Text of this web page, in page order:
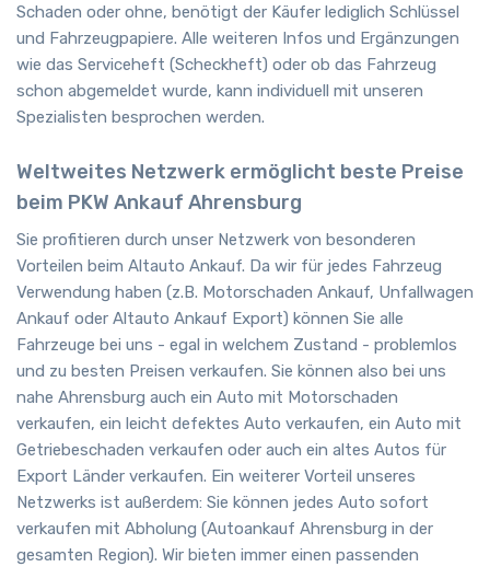
Schaden oder ohne, benötigt der Käufer lediglich Schlüssel
und Fahrzeugpapiere. Alle weiteren Infos und Ergänzungen
wie das Serviceheft (Scheckheft) oder ob das Fahrzeug
schon abgemeldet wurde, kann individuell mit unseren
Spezialisten besprochen werden.
Weltweites Netzwerk ermöglicht beste Preise
beim PKW Ankauf Ahrensburg
Sie profitieren durch unser Netzwerk von besonderen
Vorteilen beim Altauto Ankauf. Da wir für jedes Fahrzeug
Verwendung haben (z.B. Motorschaden Ankauf, Unfallwagen
Ankauf oder Altauto Ankauf Export) können Sie alle
Fahrzeuge bei uns - egal in welchem Zustand - problemlos
und zu besten Preisen verkaufen. Sie können also bei uns
nahe Ahrensburg auch ein Auto mit Motorschaden
verkaufen, ein leicht defektes Auto verkaufen, ein Auto mit
Getriebeschaden verkaufen oder auch ein altes Autos für
Export Länder verkaufen. Ein weiterer Vorteil unseres
Netzwerks ist außerdem: Sie können jedes Auto sofort
verkaufen mit Abholung (Autoankauf Ahrensburg in der
gesamten Region). Wir bieten immer einen passenden